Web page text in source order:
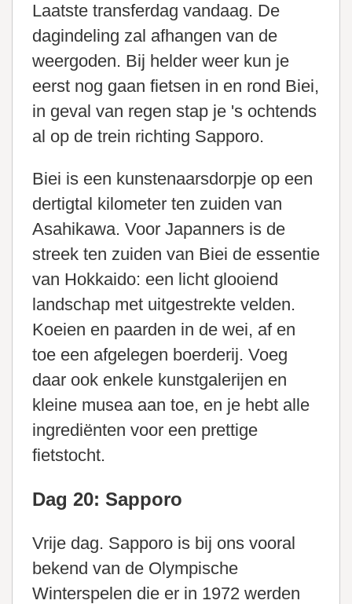
Laatste transferdag vandaag. De
dagindeling zal afhangen van de
weergoden. Bij helder weer kun je
eerst nog gaan fietsen in en rond Biei,
in geval van regen stap je 's ochtends
al op de trein richting Sapporo.
Biei is een kunstenaarsdorpje op een
dertigtal kilometer ten zuiden van
Asahikawa. Voor Japanners is de
streek ten zuiden van Biei de essentie
van Hokkaido: een licht glooiend
landschap met uitgestrekte velden.
Koeien en paarden in de wei, af en
toe een afgelegen boerderij. Voeg
daar ook enkele kunstgalerijen en
kleine musea aan toe, en je hebt alle
ingrediënten voor een prettige
fietstocht.
Dag 20: Sapporo
Vrije dag. Sapporo is bij ons vooral
bekend van de Olympische
Winterspelen die er in 1972 werden